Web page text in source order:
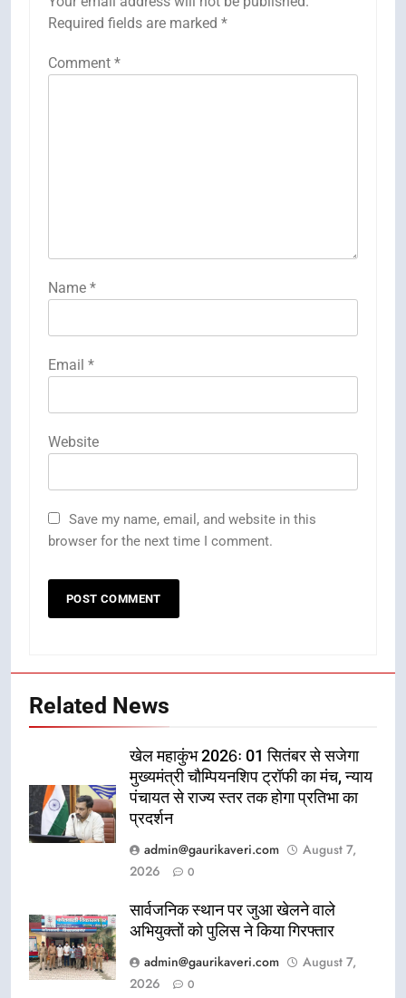
Required fields are marked *
Comment *
Name *
Email *
Website
Save my name, email, and website in this
browser for the next time I comment.
Related News
खेल महाकुंभ 2026ः 01 सितंबर से सजेगा
मुख्यमंत्री चौम्पियनशिप ट्रॉफी का मंच, न्याय
पंचायत से राज्य स्तर तक होगा प्रतिभा का
प्रदर्शन
admin@gaurikaveri.com
August 7,
2026
0
सार्वजनिक स्थान पर जुआ खेलने वाले
अभियुक्तों को पुलिस ने किया गिरफ्तार
admin@gaurikaveri.com
August 7,
2026
0